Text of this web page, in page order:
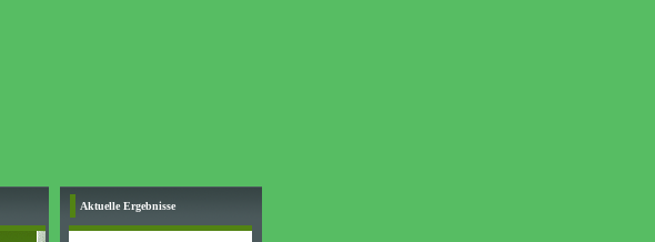
Aktuelle Ergebnisse